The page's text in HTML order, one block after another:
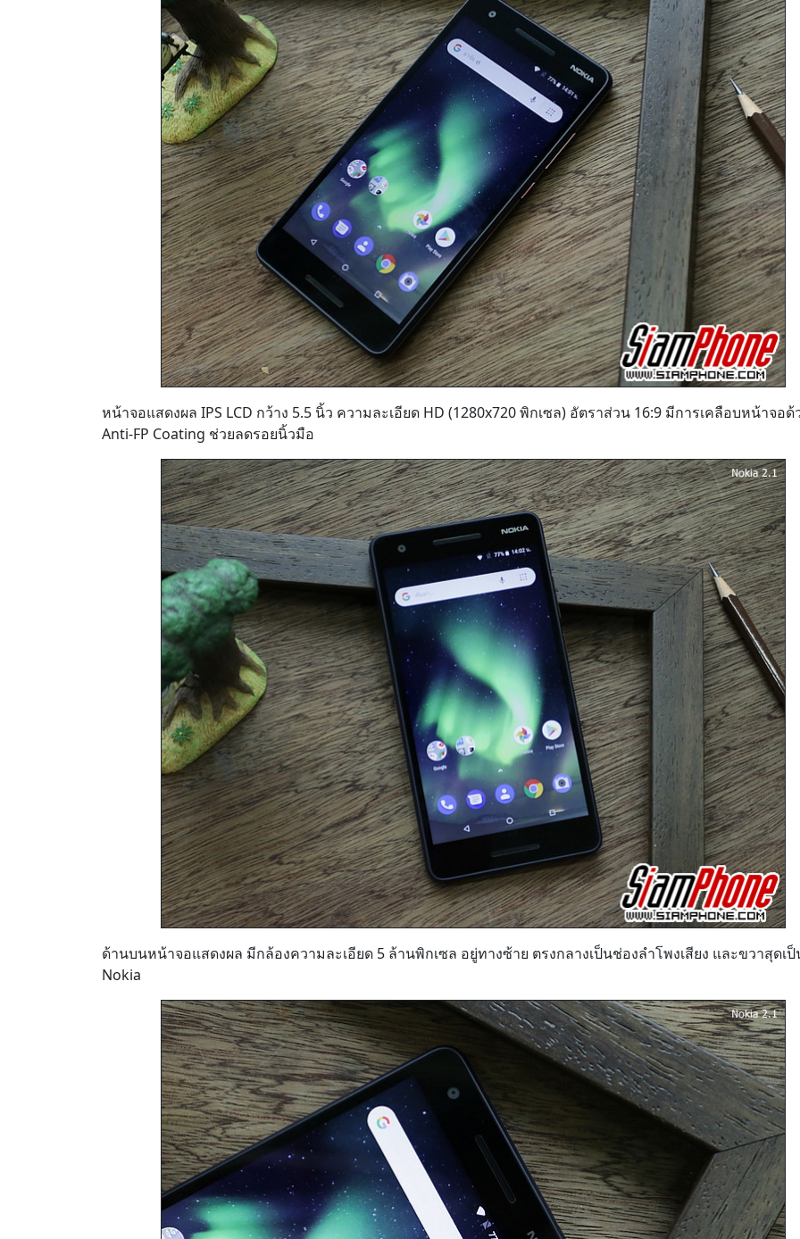
หน้าจอแสดงผล IPS LCD กว้าง 5.5 นิ้ว ความละเอียด HD (1280x720 พิกเซล) อัตราส่วน 16:9 มีการเคลือบหน้าจอด้
Anti-FP Coating ช่วยลดรอยนิ้วมือ
ด้านบนหน้าจอแสดงผล มีกล้องความละเอียด 5 ล้านพิกเซล อยู่ทางซ้าย ตรงกลางเป็นช่องลำโพงเสียง และขวาสุดเ
Nokia